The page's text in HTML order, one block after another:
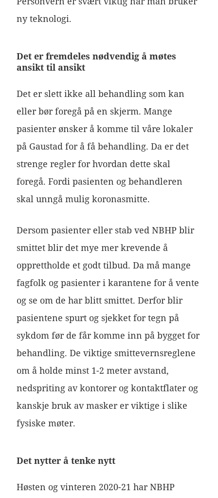
ny teknologi.
Det er fremdeles nødvendig å møtes
ansikt til ansikt
Det er slett ikke all behandling som kan
eller bør foregå på en skjerm. Mange
pasienter ønsker å komme til våre lokaler
på Gaustad for å få behandling. Da er det
strenge regler for hvordan dette skal
foregå. Fordi pasienten og behandleren
skal unngå mulig koronasmitte.
Dersom pasienter eller stab ved NBHP blir
smittet blir det mye mer krevende å
opprettholde et godt tilbud. Da må mange
fagfolk og pasienter i karantene for å vente
og se om de har blitt smittet. Derfor blir
pasientene spurt og sjekket for tegn på
sykdom før de får komme inn på bygget for
behandling. De viktige smittevernsreglene
om å holde minst 1-2 meter avstand,
nedspriting av kontorer og kontaktflater og
kanskje bruk av masker er viktige i slike
fysiske møter.
Det nytter å tenke nytt
Høsten og vinteren 2020-21 har NBHP